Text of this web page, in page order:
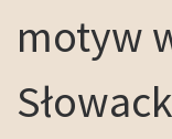
motyw